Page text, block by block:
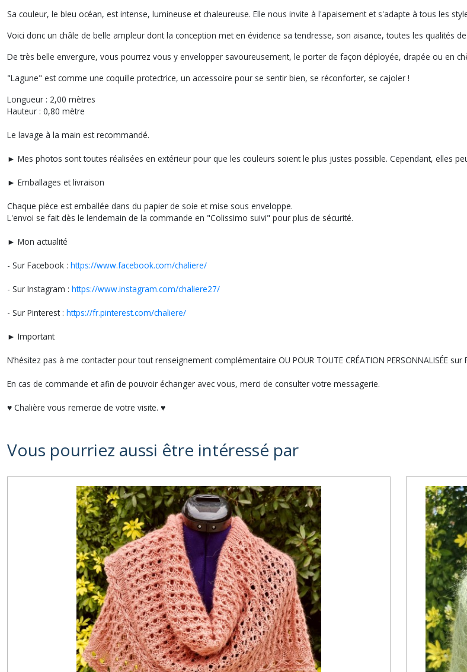
Sa couleur, le bleu océan, est intense, lumineuse et chaleureuse. Elle nous invite à l'apaisement et s'adapte à tous les
Voici donc un châle de belle ampleur dont la conception met en évidence sa tendresse, son aisance, toutes les qualités
De très belle envergure, vous pourrez vous y envelopper savoureusement, le porter de façon déployée, drapée ou en
"Lagune" est comme une coquille protectrice, un accessoire pour se sentir bien, se réconforter, se cajoler !
Longueur : 2,00 mètres
Hauteur : 0,80 mètre
Le lavage à la main est recommandé.
► Mes photos sont toutes réalisées en extérieur pour que les couleurs soient le plus justes possible. Cependant, elles
► Emballages et livraison
Chaque pièce est emballée dans du papier de soie et mise sous enveloppe.
L'envoi se fait dès le lendemain de la commande en "Colissimo suivi" pour plus de sécurité.
► Mon actualité
- Sur Facebook : https://www.facebook.com/chaliere/
- Sur Instagram : https://www.instagram.com/chaliere27/
- Sur Pinterest : https://fr.pinterest.com/chaliere/
► Important
N’hésitez pas à me contacter pour tout renseignement complémentaire OU POUR TOUTE CRÉATION PERSONNALISÉE
En cas de commande et afin de pouvoir échanger avec vous, merci de consulter votre messagerie.
♥ Chalière vous remercie de votre visite. ♥
Vous pourriez aussi être intéressé par